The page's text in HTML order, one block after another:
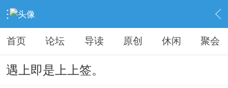
› KAIPINGREN › 摄影之家 › 内容
首页 论坛 导读 原创 休闲 聚会
遇上即是上上签。